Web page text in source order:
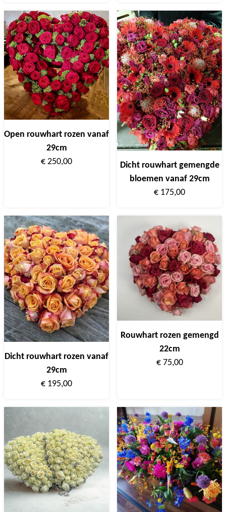
Open rouwhart rozen vanaf
29cm
€ 250,00
Dicht rouwhart gemengde
bloemen vanaf 29cm
€ 175,00
Dicht rouwhart rozen vanaf
29cm
€ 195,00
Rouwhart rozen gemengd
22cm
€ 75,00